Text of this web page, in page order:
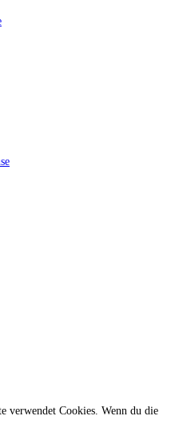
verwendet Cookies. Wenn du die